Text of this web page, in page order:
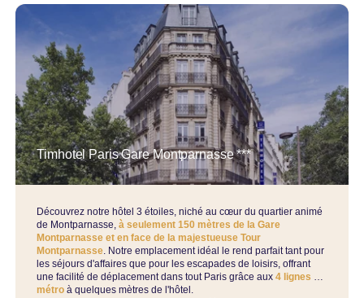
Timhotel Paris Gare Montparnasse ***
Découvrez notre hôtel 3 étoiles, niché au cœur du quartier animé
de Montparnasse,à seulement 150 mètres de la Gare
Montparnasse et en face de la majestueuse Tour
Montparnasse. Notre emplacement idéal le rend parfait tant pour
les séjours d'affaires que pour les escapades de loisirs, offrant
une facilité de déplacement dans tout Paris grâce aux4 lignes de
métro à quelques mètres de l'hôtel.